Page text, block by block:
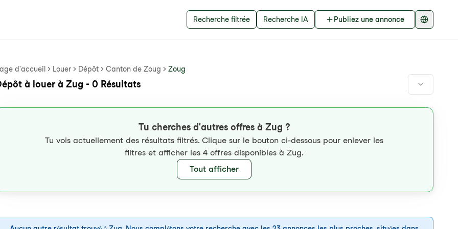
Recherche filtrée Recherche IA Publiez une annonce
d'accueil Louer Dépôt Canton de Zoug Zoug
à louer à Zug - 0 Résultats
Tu cherches d'autres offres à Zug ?
Tu vois actuellement des résultats filtrés. Clique sur le bouton ci-dessous pour enlever les
filtres et afficher les 4 offres disponibles à Zug.
Tout afficher